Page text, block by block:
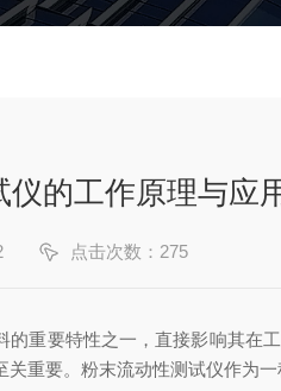
的工作原理与应
点击次数：275
要特性之一，直接影响其在工
关重要。粉末流动性测试仪作为